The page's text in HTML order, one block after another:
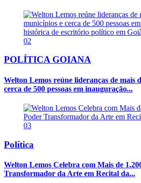
02
POLÍTICA GOIANA
Welton Lemos reúne lideranças de mais
cerca de 500 pessoas em inauguração...
03
Política
Welton Lemos Celebra com Mais de
Transformador da Arte em Recital da...